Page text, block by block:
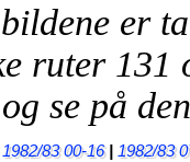
er
ruter 131
se på
1982/83 00-16| 1982/83